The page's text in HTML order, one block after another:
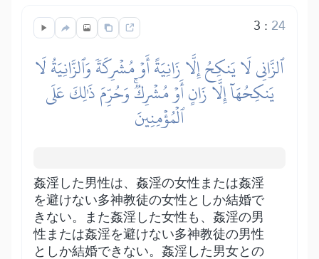
3 : 24
ٱلزَّانِي لَا يَنكِحُ إِلَّا زَانِيَةً أَوۡ مُشۡرِكَةٗ وَٱلزَّانِيَةُ لَا
يَنكِحُهَآ إِلَّا زَانٍ أَوۡ مُشۡرِكٞۚ وَحُرِّمَ ذَٰلِكَ عَلَى
ٱلۡمُؤۡمِنِينَ
姦淫した男性は、姦淫の女性または姦淫
を避けない多神教徒の女性としか結婚で
きない。また姦淫した女性も、姦淫の男
性または姦淫を避けない多神教徒の男性
としか結婚できない。姦淫した男女との